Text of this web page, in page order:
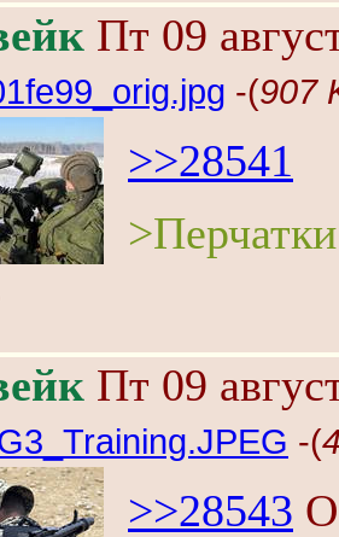
Пт 09
-(907
>>28541
Пт 09
-(
>>28543